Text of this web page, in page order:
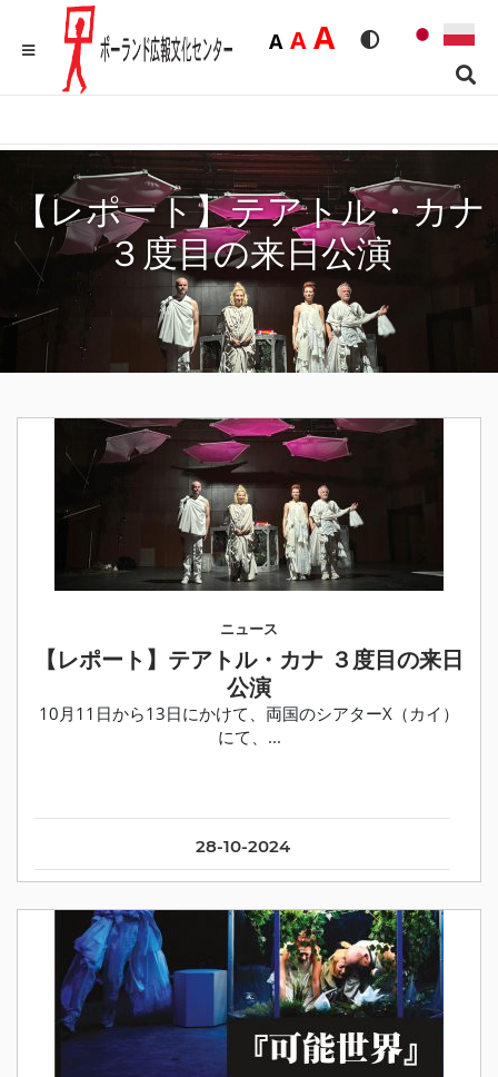
Rozmiar
ADomyślna
AŚrednia
ADużaWersja
【レポート】テアトル・カナ
３度目の来日公演
28-10-2024
ニュース
【レポート】テアトル・カナ ３度目の来日
公演
10月11日から13日にかけて、両国のシアターX（カイ）
にて、...